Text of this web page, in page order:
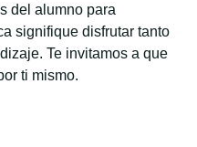
del alumno para
signifique disfrutar tanto
Te invitamos a que
ti mismo.